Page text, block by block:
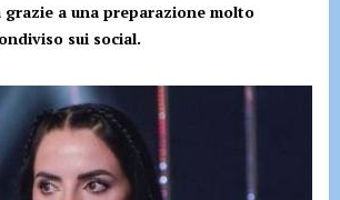
grazie a una preparazione molto
sui social.